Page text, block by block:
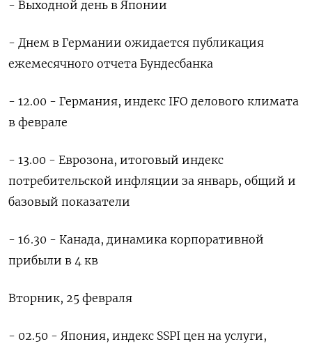
- Выходной день в Японии
- Днем в Германии ожидается публикация
ежемесячного отчета Бундесбанка
- 12.00 - Германия, индекс IFO делового климата
в феврале
- 13.00 - Еврозона, итоговый индекс
потребительской инфляции за январь, общий и
базовый показатели
- 16.30 - Канада, динамика корпоративной
прибыли в 4 кв
Вторник, 25 февраля
- 02.50 - Япония, индекс SSPI цен на услуги,